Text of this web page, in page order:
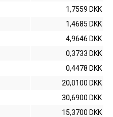
1,7559 DKK
1,4685 DKK
4,9646 DKK
0,3733 DKK
0,4478 DKK
20,0100 DKK
30,6900 DKK
15,3700 DKK